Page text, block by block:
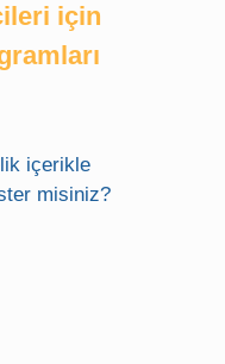
için
içerikle
misiniz?